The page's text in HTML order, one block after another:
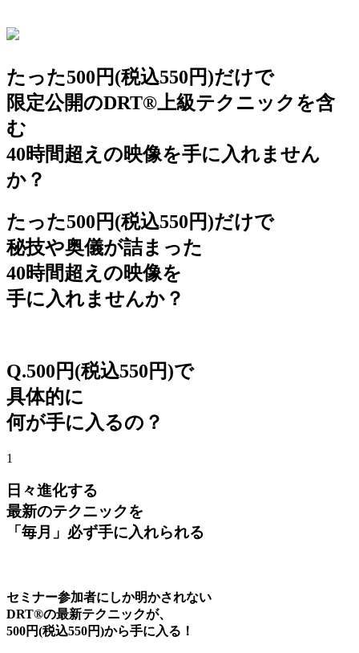
たった500円(税込550円)だけで
限定公開のDRT®上級テクニックを含
む
40時間超えの映像を手に入れません
か？
たった500円(税込550円)だけで
秘技や奥儀が詰まった
40時間超えの映像を
手に入れませんか？
Q.500円(税込550円)で
具体的に
何が手に入るの？
1
日々進化する
最新のテクニックを
「毎月」必ず手に入れられる
セミナー参加者にしか明かされない
DRT®の最新テクニックが、
500円(税込550円)から手に入る！